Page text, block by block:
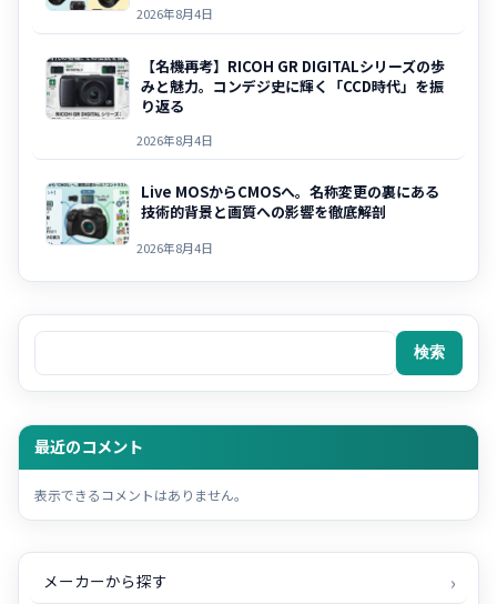
2026年8月4日
【名機再考】RICOH GR DIGITALシリーズの歩
みと魅力。コンデジ史に輝く「CCD時代」を振
り返る
2026年8月4日
Live MOSからCMOSへ。名称変更の裏にある
技術的背景と画質への影響を徹底解剖
2026年8月4日
検索
検索
最近のコメント
表示できるコメントはありません。
メーカーから探す